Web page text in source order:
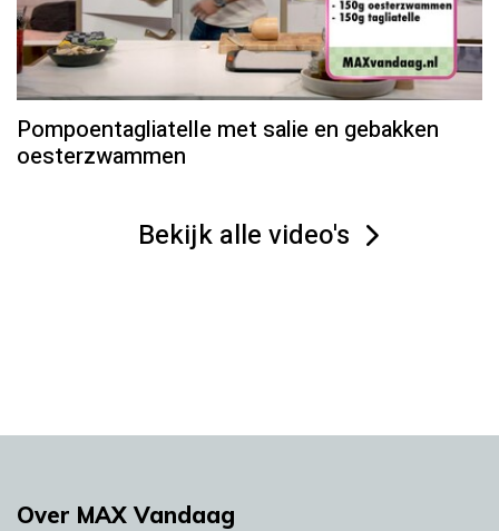
Pompoentagliatelle met salie en gebakken
oesterzwammen
Bekijk alle video's
Over MAX Vandaag